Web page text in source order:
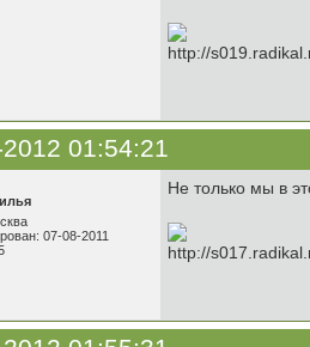
01:54:21
07-08-2011
Не только мы в